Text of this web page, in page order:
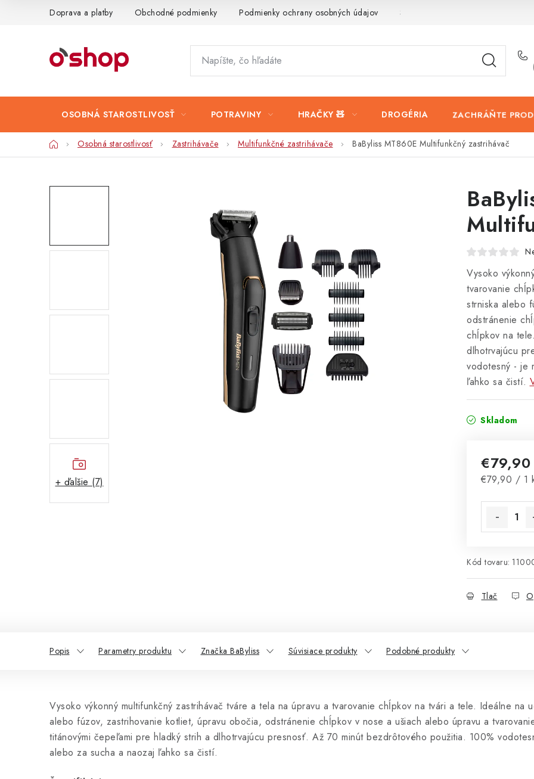
Doprava a platby Obchodné podmienky Podmienky ochrany osobných údajov Servis a reklamácia
OSOBNÁ STAROSTLIVOSŤ POTRAVINY HRAČKY 🧸 DROGÉRIA ZACHRÁŇTE
DomovOsobná starostlivosť Zastrihávače Multifunkčné zastrihávače BaByliss MT860E Multifunkčný zastrihávač
+ ďalšie (7)
Vysoko
tvarovanie
strniska alebo
odstránenie
chĺpkov na
dlhotrvajúcu
vodotesný - je
ľahko sa čistí.
Skladom
Jednotková
€79,90 / 1
Kód tovaru:
Tlač
Popis Parametry produktu Značka BaByliss Súvisiace produkty Podobné produkty
Vysoko výkonný multifunkčný zastrihávač tváre a tela na úpravu a tvarovanie chĺpkov na tvári a tele. Ideálne na
alebo fúzov, zastrihovanie kotliet, úpravu obočia, odstránenie chĺpkov v nose a ušiach alebo úpravu a
titánovými čepeľami pre hladký strih a dlhotrvajúcu presnosť. Až 70 minút bezdrôtového použitia. 100%
alebo za sucha a naozaj ľahko sa čistí.